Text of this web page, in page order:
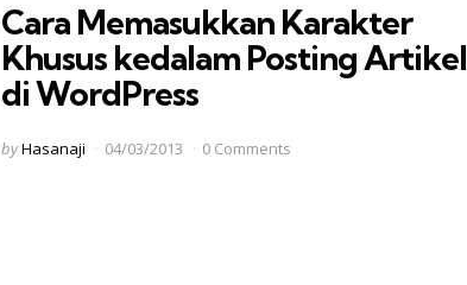
Cara Memasukkan Karakter
Khusus kedalam Posting Artikel
di WordPress
Posted
byHasanaji 04/03/2013 0 Comments